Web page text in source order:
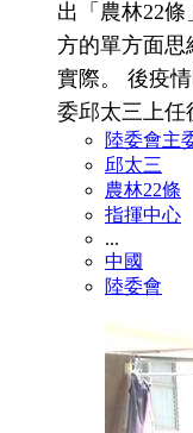
出「農林22
方的單方面思
實際。 後疫
委邱太三上任
陸委會主
邱太三
農林22條
指揮中心
...
中國
陸委會